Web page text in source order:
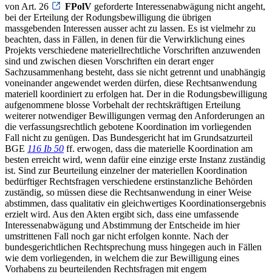
von Art. 26
FPolV geforderte Interessenabwägung nicht angeht,
bei der Erteilung der Rodungsbewilligung die übrigen
massgebenden Interessen ausser acht zu lassen. Es ist vielmehr zu
beachten, dass in Fällen, in denen für die Verwirklichung eines
Projekts verschiedene materiellrechtliche Vorschriften anzuwenden
sind und zwischen diesen Vorschriften ein derart enger
Sachzusammenhang besteht, dass sie nicht getrennt und unabhängig
voneinander angewendet werden dürfen, diese Rechtsanwendung
materiell koordiniert zu erfolgen hat. Der in die Rodungsbewilligung
aufgenommene blosse Vorbehalt der rechtskräftigen Erteilung
weiterer notwendiger Bewilligungen vermag den Anforderungen an
die verfassungsrechtlich gebotene Koordination im vorliegenden
Fall nicht zu genügen. Das Bundesgericht hat im Grundsatzurteil
BGE 116 Ib 50 ff. erwogen, dass die materielle Koordination am
besten erreicht wird, wenn dafür eine einzige erste Instanz zuständig
ist. Sind zur Beurteilung einzelner der materiellen Koordination
bedürftiger Rechtsfragen verschiedene erstinstanzliche Behörden
zuständig, so müssen diese die Rechtsanwendung in einer Weise
abstimmen, dass qualitativ ein gleichwertiges Koordinationsergebnis
erzielt wird. Aus den Akten ergibt sich, dass eine umfassende
Interessenabwägung und Abstimmung der Entscheide im hier
umstrittenen Fall noch gar nicht erfolgen konnte. Nach der
bundesgerichtlichen Rechtsprechung muss hingegen auch in Fällen
wie dem vorliegenden, in welchem die zur Bewilligung eines
Vorhabens zu beurteilenden Rechtsfragen mit engem